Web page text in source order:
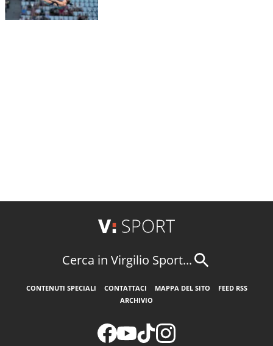
Cerca in Virgilio Sport...
CONTENUTI SPECIALI CONTATTACI MAPPA DEL SITO
FEED RSS
ARCHIVIO